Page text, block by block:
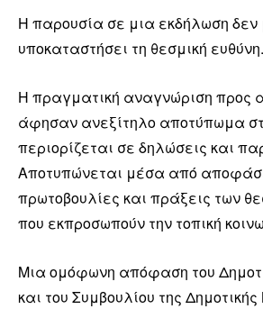
Η παρουσία σε μια εκδήλωση δεν
υποκαταστήσει τη θεσμική ευθύνη.
Η πραγματική αναγνώριση προς
άφησαν ανεξίτηλο αποτύπωμα
περιορίζεται σε δηλώσεις και
Αποτυπώνεται μέσα από
πρωτοβουλίες και πράξεις των
που εκπροσωπούν την τοπική
Μια ομόφωνη απόφαση του
και του Συμβουλίου της